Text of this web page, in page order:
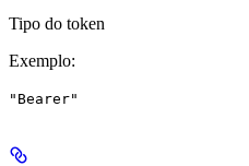
Tipo do token
Exemplo:
"Bearer"